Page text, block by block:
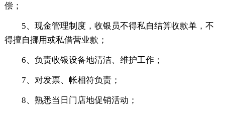
偿；
5、现金管理制度，收银员不得私自结算收款单，不
得擅自挪用或私借营业款；
6、负责收银设备地清洁、维护工作；
7、对发票、帐相符负责；
8、熟悉当日门店地促销活动；